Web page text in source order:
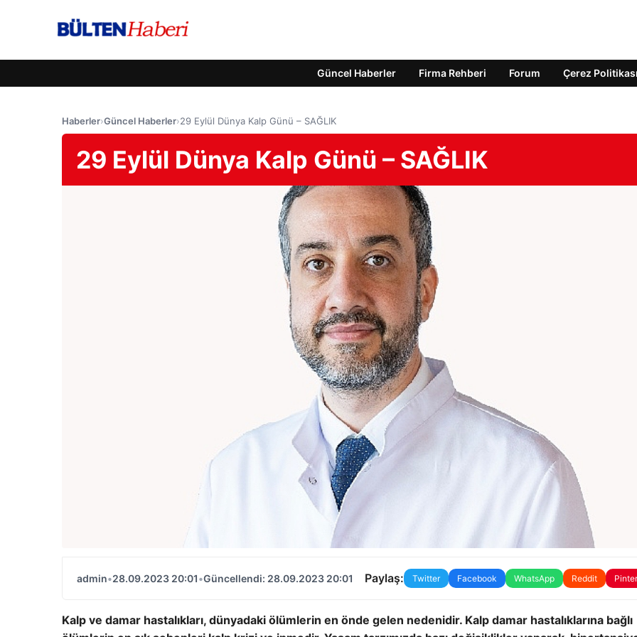
Güncel Haberler Firma Rehberi Forum Çerez Politikası
Haberler›Güncel Haberler›29 Eylül Dünya Kalp Günü – SAĞLIK
29 Eylül Dünya Kalp Günü – SAĞLIK
admin•28.09.2023 20:01•Güncellendi: 28.09.2023 20:01 Paylaş: Twitter Facebook WhatsApp Reddit
Kalp ve damar hastalıkları, dünyadaki ölümlerin en önde gelen nedenidir. Kalp damar hastalıklarına bağlı